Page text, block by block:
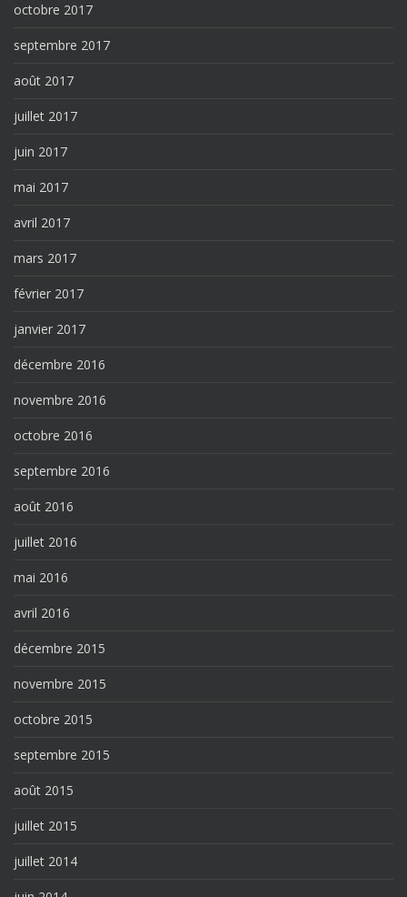
octobre 2017
septembre 2017
août 2017
juillet 2017
juin 2017
mai 2017
avril 2017
mars 2017
février 2017
janvier 2017
décembre 2016
novembre 2016
octobre 2016
septembre 2016
août 2016
juillet 2016
mai 2016
avril 2016
décembre 2015
novembre 2015
octobre 2015
septembre 2015
août 2015
juillet 2015
juillet 2014